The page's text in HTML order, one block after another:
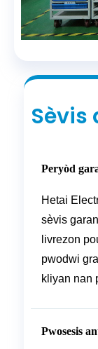
Sèvis
Peryòd
Hetai
sèvis
livrezon
pwodwi
kliyan nan
Pwosesis